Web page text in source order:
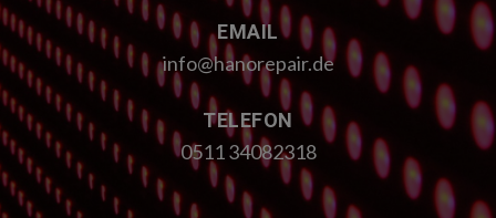
EMAIL
info@hanorepair.de
TELEFON
0511 34082318